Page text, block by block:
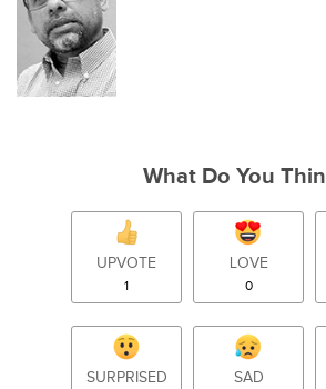
What Do You
UPVOTE
1
LOVE
0
SURPRISED SAD